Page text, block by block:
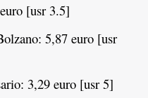
[usr 3.5]
5,87 euro [usr
3,29 euro [usr 5]